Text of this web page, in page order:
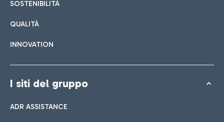
SOSTENIBILITÀ
QUALITÀ
INNOVATION
I siti del gruppo
ADR ASSISTANCE